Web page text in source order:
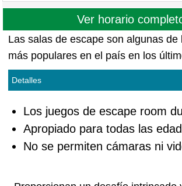
Ver horario
Las salas de escape son algunas de
más populares en el país en los
Detalles
Los juegos de escape room
Apropiado para todas las
No se permiten cámaras ni